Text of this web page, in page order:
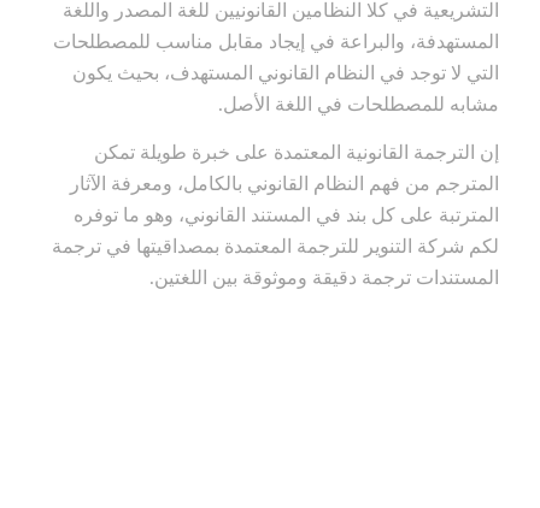
التشريعية في كلا النظامين القانونيين للغة المصدر واللغة
المستهدفة، والبراعة في إيجاد مقابل مناسب للمصطلحات
التي لا توجد في النظام القانوني المستهدف، بحيث يكون
مشابه للمصطلحات في اللغة الأصل.
إن الترجمة القانونية المعتمدة على خبرة طويلة تمكن
المترجم من فهم النظام القانوني بالكامل، ومعرفة الآثار
المترتبة على كل بند في المستند القانوني، وهو ما توفره
لكم شركة التنوير للترجمة المعتمدة بمصداقيتها في ترجمة
المستندات ترجمة دقيقة وموثوقة بين اللغتين.